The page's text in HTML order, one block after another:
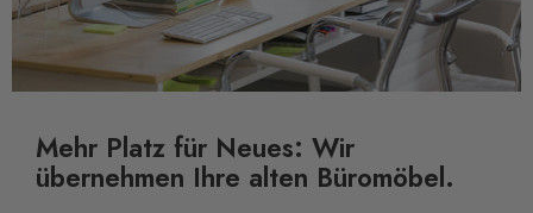
Mehr Platz für Neues: Wir
übernehmen Ihre alten Büromöbel.